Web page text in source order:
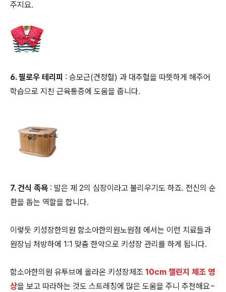
주지요.
6. 필로우 테리피 : 승모근(견정혈) 과 대추혈을 따뜻하게 해주어
학습으로 지친 근육통증에 도움을 줍니다.
7. 건식 족욕 : 발은 제 2의 심장이라고 불리우기도 하죠. 전신의 순
환을 돕는 역할을 합니다.
이렇듯 키성장한의원 함소아한의원노원점 에서는 이런 치료들과
원장님 처방하에 1:1 맞춤 한약으로 키성장 관리를 하게 됩니다.
함소아한의원 유투브에 올라온 키성장체조 10cm 챌린지 체조 영
상을 보고 따라하는 것도 스트레칭에 많은 도움을 주니 추천해요~